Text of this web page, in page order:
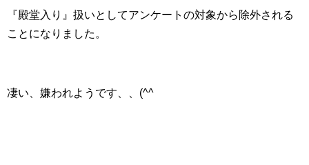
『殿堂入り』扱いとしてアンケートの対象から除外される
ことになりました。
凄い、嫌われようです、、(^^ゞ